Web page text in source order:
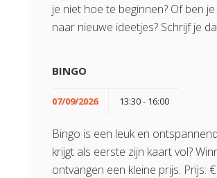
je niet hoe te beginnen? Of ben
naar nieuwe ideetjes? Schrijf je
BINGO
07/09/2026 13:30 - 16:00
Bingo is een leuk en
krijgt als eerste zijn kaart vol?
ontvangen een kleine prijs. Prijs: